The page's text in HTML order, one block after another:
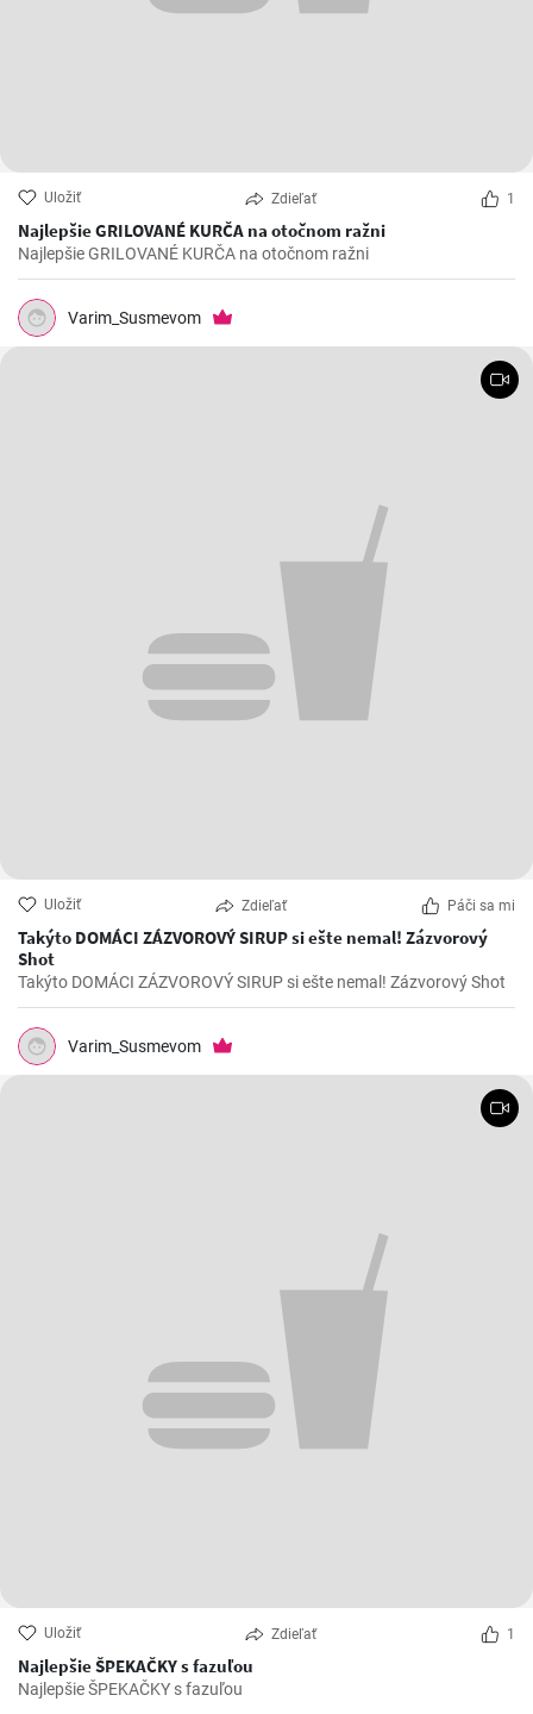
Uložiť Zdieľať 1
Najlepšie GRILOVANÉ KURČA na otočnom ražni
Najlepšie GRILOVANÉ KURČA na otočnom ražni
Varim_Susmevom
Uložiť Zdieľať Páči sa mi
Takýto DOMÁCI ZÁZVOROVÝ SIRUP si ešte nemal! Zázvorový
Shot
Takýto DOMÁCI ZÁZVOROVÝ SIRUP si ešte nemal! Zázvorový Shot
Varim_Susmevom
Uložiť Zdieľať 1
Najlepšie ŠPEKAČKY s fazuľou
Najlepšie ŠPEKAČKY s fazuľou